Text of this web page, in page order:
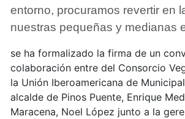
entorno, procuramos revertir en
nuestras pequeñas y medianas
se ha formalizado la firma de un
colaboración entre del Consorcio
la Unión Iberoamericana de
alcalde de Pinos Puente, Enrique
Maracena, Noel López junto a la